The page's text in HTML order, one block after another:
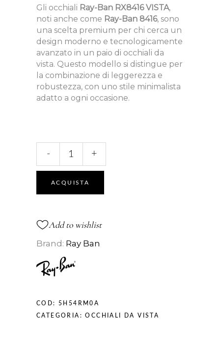
Gli occhiali Ray-Ban RX8416 VISTA,
noti anche come Ray-Ban 8416, sono
una scelta premium per chi cerca un
design moderno e tecnologicamente
avanzato in un paio di occhiali da
vista. Questo modello si distingue per
la combinazione di leggerezza e
robustezza, con uno stile minimalista
adatto a ogni occasione.
quantità
- +
ACQUISTA
Add to wishlist
Brand: Ray Ban
COD: 5H54RM0A
CATEGORIA:OCCHIALI DA VISTA